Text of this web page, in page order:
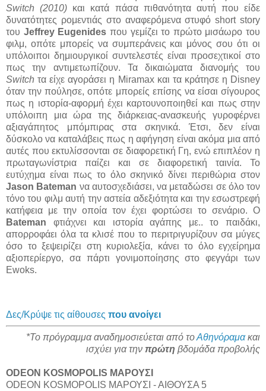
Switch (2010) και κατά πάσα πιθανότητα αυτή που είδε
δυνατότητες ρομεντιάς στο αναφερόμενα στυφό short story
του Jeffrey Eugenides που γεμίζει το πρώτο μισάωρο του
φιλμ, οπότε μπορείς να συμπεράνεις και μόνος σου ότι οι
υπόλοιποι δημιουργικοί συντελεστές είναι προσεχτικοί στο
πως την αντιμετωπίζουν. Τα δικαιώματα διανομής του
Switch τα είχε αγοράσει η Miramax και τα κράτησε η Disney
όταν την πούλησε, οπότε μπορείς επίσης να είσαι σίγουρος
πως η ιστορία-αφορμή έχει καρτουνοποιηθεί και πως στην
υπόλοιπη μια ώρα της διάρκειας-ανασκευής γυροφέρνει
αξιαγάπητος μπόμπιρας στα σκηνικά. Έτσι, δεν είναι
δύσκολο να καταλάβεις πως η αφήγηση είναι ακόμα μια από
αυτές που εκτυλίσσονται σε διαφορετική Γη, ενώ επιπλέον η
πρωταγωνίστρια παίζει και σε διαφορετική ταινία. Το
ευτύχημα είναι πως το όλο σκηνικό δίνει περιθώρια στον
Jason Bateman να αυτοσχεδιάσει, να μεταδώσει σε όλο τον
τόνο του φιλμ αυτή την αστεία αδεξιότητα και την εσωστρεφή
κατήφεια με την οποία τον έχει φορτώσει το σενάριο. Ο
Bateman φτιάχνει και ιστορία αγάπης με.. το παιδάκι,
απορροφάει όλα τα κλισέ που το περιτριγυρίζουν σα μύγες
όσο το ξεψειρίζει στη κυριολεξία, κάνει το όλο εγχείρημα
αξιοπερίεργο, σα πάρτι γονιμοποίησης στο φεγγάρι των
Ewoks.
Δες/Κρύψε τις αίθουσες που ανοίγει
*Το πρόγραμμα αναδημοσιεύεται από τοΑθηνόραμακαι
ισχύει για την πρώτη βδομάδα προβολής
ODEON KOSMOPOLIS ΜΑΡΟΥΣΙ
ODEON KOSMOPOLIS ΜΑΡΟΥΣΙ - ΑΙΘΟΥΣΑ 5